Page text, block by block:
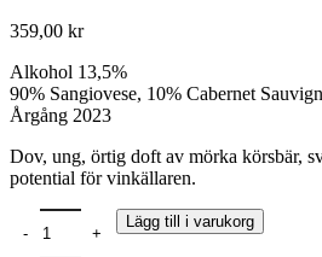
359,00 kr
Alkohol 13,5%
90% Sangiovese, 10% Cabernet
Årgång 2023
Dov, ung, örtig doft av mörka körsbär,
potential för vinkällaren.
Lägg till i varukorg